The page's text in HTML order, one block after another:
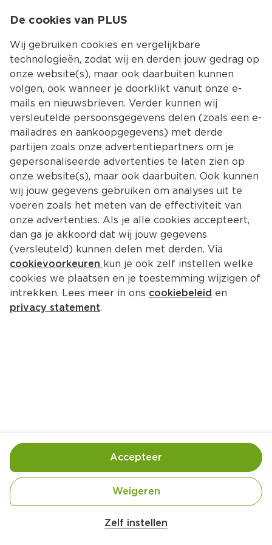
Kies jouw
Terug Producten
Feestelijk PLUS Chocolade
gevulde kerststerren
Feestelijk PLUS
De cookies van PLUS
Wij gebruiken cookies en vergelijkbare
technologieën, zodat wij en derden jouw gedrag op
onze website(s), maar ook daarbuiten kunnen
volgen, ook wanneer je doorklikt vanuit onze e-
mails en nieuwsbrieven. Verder kunnen wij
versleutelde persoonsgegevens delen (zoals een e-
mailadres en aankoopgegevens) met derde
partijen zoals onze advertentiepartners om je
gepersonaliseerde advertenties te laten zien op
onze website(s), maar ook daarbuiten. Ook kunnen
wij jouw gegevens gebruiken om analyses uit te
voeren zoals het meten van de effectiviteit van
onze advertenties. Als je alle cookies accepteert,
dan ga je akkoord dat wij jouw gegevens
(versleuteld) kunnen delen met derden. Via
cookievoorkeuren kun je ook zelf instellen welke
cookies we plaatsen en je toestemming wijzigen of
intrekken. Lees meer in ons cookiebeleid en
privacy statement.
Zelf instellen
Weigeren
Accepteer